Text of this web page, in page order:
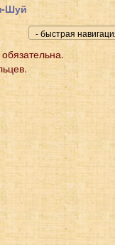
Шуй
обязательна.